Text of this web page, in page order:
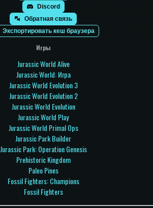
Discord
Обратная связь
Экспортировать кеш браузера
Игры
Jurassic World Alive
Jurassic World: Игра
Jurassic World Evolution 3
Jurassic World Evolution 2
Jurassic World Evolution
Jurassic World Play
Jurassic World Primal Ops
Jurassic Park Builder
Jurassic Park: Operation Genesis
Prehistoric Kingdom
Paleo Pines
Fossil Fighters: Champions
Fossil Fighters